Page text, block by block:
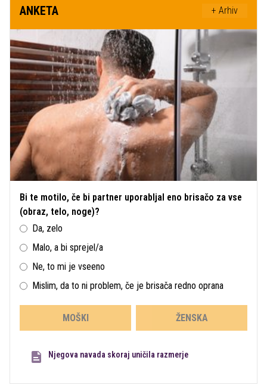
ANKETA + Arhiv
Bi te motilo, če bi partner uporabljal eno brisačo za vse
(obraz, telo, noge)?
Da, zelo
Malo, a bi sprejel/a
Ne, to mi je vseeno
Mislim, da to ni problem, če je brisača redno oprana
MOŠKI ŽENSKA
Njegova navada skoraj uničila razmerje